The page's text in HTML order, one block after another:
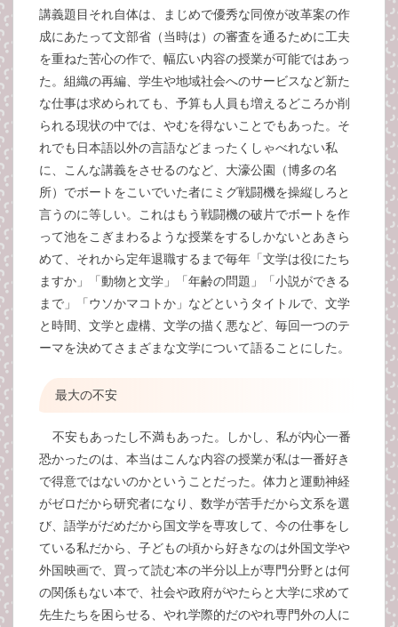
講義題目それ自体は、まじめで優秀な同僚が改革案の作
成にあたって文部省（当時は）の審査を通るために工夫
を重ねた苦心の作で、幅広い内容の授業が可能ではあっ
た。組織の再編、学生や地域社会へのサービスなど新た
な仕事は求められても、予算も人員も増えるどころか削
られる現状の中では、やむを得ないことでもあった。そ
れでも日本語以外の言語などまったくしゃべれない私
に、こんな講義をさせるのなど、大濠公園（博多の名
所）でボートをこいでいた者にミグ戦闘機を操縦しろと
言うのに等しい。これはもう戦闘機の破片でボートを作
って池をこぎまわるような授業をするしかないとあきら
めて、それから定年退職するまで毎年「文学は役にたち
ますか」「動物と文学」「年齢の問題」「小説ができる
まで」「ウソかマコトか」などというタイトルで、文学
と時間、文学と虚構、文学の描く悪など、毎回一つのテ
ーマを決めてさまざまな文学について語ることにした。
最大の不安
不安もあったし不満もあった。しかし、私が内心一番
恐かったのは、本当はこんな内容の授業が私は一番好き
で得意ではないのかということだった。体力と運動神経
がゼロだから研究者になり、数学が苦手だから文系を選
び、語学がだめだから国文学を専攻して、今の仕事をし
ている私だから、子どもの頃から好きなのは外国文学や
外国映画で、買って読む本の半分以上が専門分野とは何
の関係もない本で、社会や政府がやたらと大学に求めて
先生たちを困らせる、やれ学際的だのやれ専門外の人に